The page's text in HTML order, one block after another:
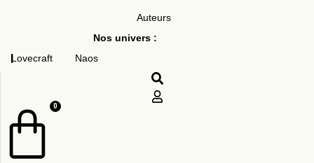
Auteurs
Nos univers :
Lovecraft
Naos
0